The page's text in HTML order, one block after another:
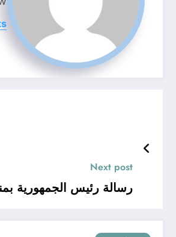
Next post
رسالة رئيس الجمهورية